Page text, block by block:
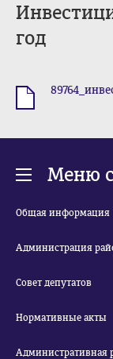
год
Меню
Общая информация
Администрация
Совет депутатов
Нормативные акты
Административная